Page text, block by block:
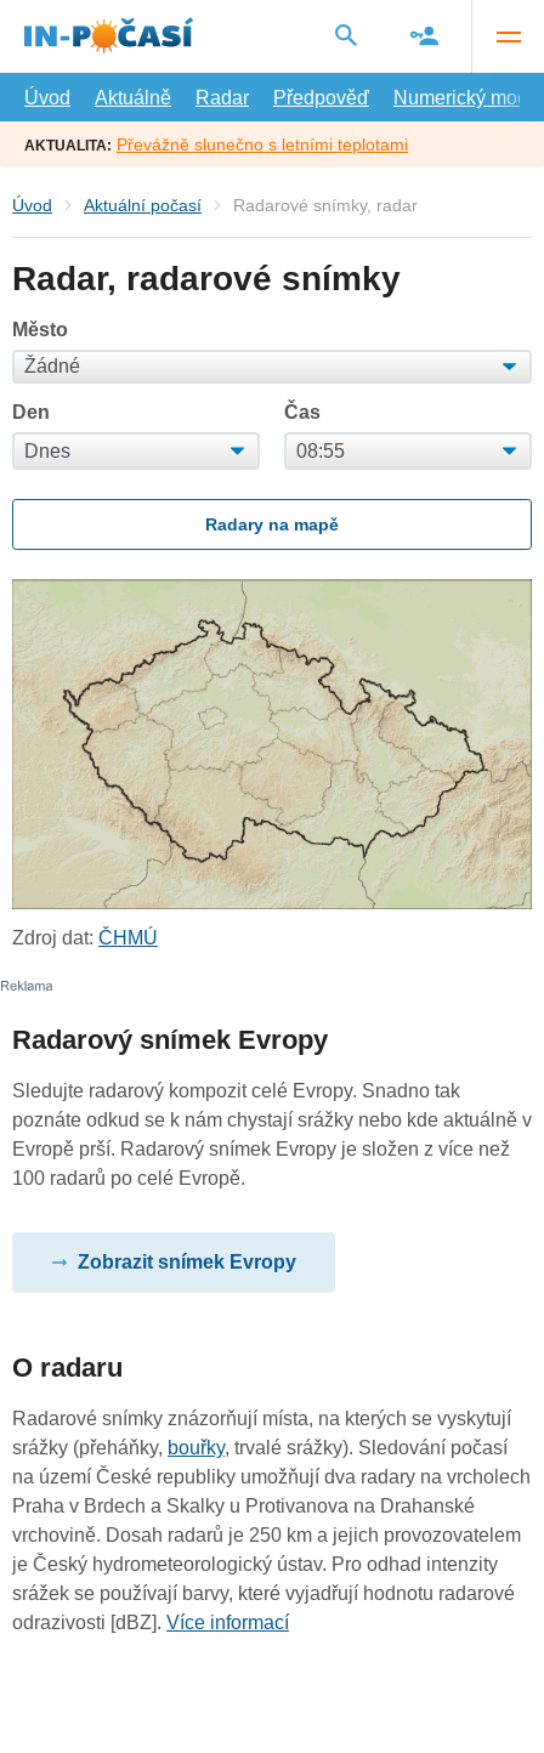
hlavní
Úvod
Aktuálně Radar Předpověď Numerický model
AKTUALITA: Převážně slunečno s letními teplotami
Úvod Aktuální počasí Radarové snímky, radar
Radar, radarové snímky
Město
Den Čas
Radary na mapě
Zdroj dat: ČHMÚ
Radarový snímek Evropy
Sledujte radarový kompozit celé Evropy. Snadno tak
poznáte odkud se k nám chystají srážky nebo kde aktuálně v
Evropě prší. Radarový snímek Evropy je složen z více než
100 radarů po celé Evropě.
Zobrazit snímek Evropy
O radaru
Radarové snímky znázorňují místa, na kterých se vyskytují
srážky (přeháňky, bouřky, trvalé srážky). Sledování počasí
na území České republiky umožňují dva radary na vrcholech
Praha v Brdech a Skalky u Protivanova na Drahanské
vrchovině. Dosah radarů je 250 km a jejich provozovatelem
je Český hydrometeorologický ústav. Pro odhad intenzity
srážek se používají barvy, které vyjadřují hodnotu radarové
odrazivosti [dBZ]. Více informací